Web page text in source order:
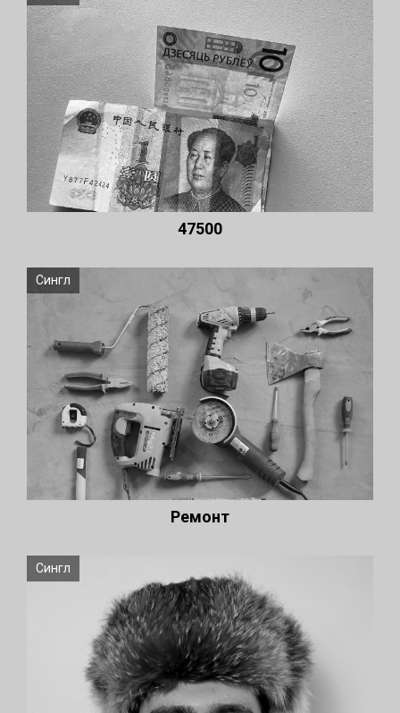
47500
Сингл
Ремонт
Сингл